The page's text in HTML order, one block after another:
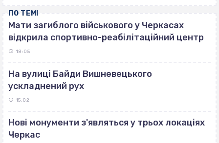
ПО ТЕМІ
Мати загиблого військового у Черкасах
відкрила спортивно-реабілітаційний центр
18:05
На вулиці Байди Вишневецького
ускладнений рух
15:02
Нові монументи з'являться у трьох локаціях
Черкас